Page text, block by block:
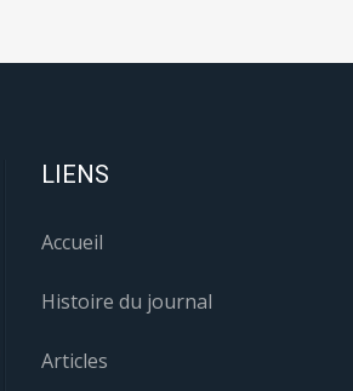
LIENS
Accueil
Histoire du journal
Articles